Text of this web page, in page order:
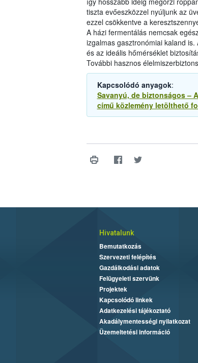
tiszta evőeszközzel nyúljunk az
ezzel csökkentve a
A házi fermentálás nemcsak
izgalmas gasztronómiai kaland
és az ideális hőmérséklet
További hasznos
Kapcsolódó anyagok:
Savanyú, de biztonságos –
című közlemény letölthető
Hivatalunk
Bemutatkozás
Szervezeti felépítés
Gazdálkodási adatok
Felügyeleti szervünk
Projektek
Kapcsolódó linkek
Adatkezelési tájékoztató
Akadálymentességi nyilatkozat
Üzemeltetési információ